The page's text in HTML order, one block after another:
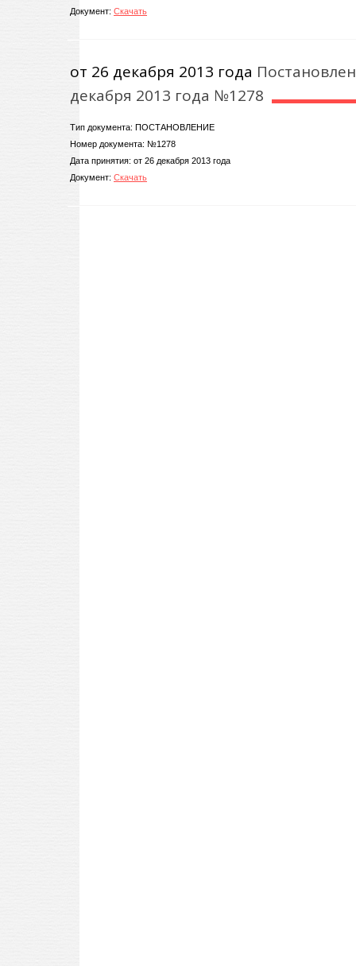
Документ: Скачать
от 26 декабря 2013 года
декабря 2013 года №1278
Тип документа: ПОСТАНОВЛЕНИЕ
Номер документа: №1278
Дата принятия: от 26 декабря 2013 года
Документ: Скачать